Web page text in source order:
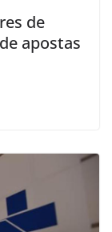
de
apostas